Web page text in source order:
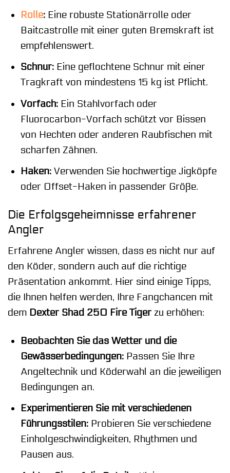
Rolle:Eine robuste Stationärrolle oder
Baitcastrolle mit einer guten Bremskraft ist
empfehlenswert.
Schnur:Eine geflochtene Schnur mit einer
Tragkraft von mindestens 15 kg ist Pflicht.
Vorfach:Ein Stahlvorfach oder
Fluorocarbon-Vorfach schützt vor Bissen
von Hechten oder anderen Raubfischen mit
scharfen Zähnen.
Haken:Verwenden Sie hochwertige Jigköpfe
oder Offset-Haken in passender Größe.
Die Erfolgsgeheimnisse erfahrener
Angler
Erfahrene Angler wissen, dass es nicht nur auf
den Köder, sondern auch auf die richtige
Präsentation ankommt. Hier sind einige Tipps,
die Ihnen helfen werden, Ihre Fangchancen mit
dem Dexter Shad 250 Fire Tigerzu erhöhen:
Beobachten Sie das Wetter und die
Gewässerbedingungen:Passen Sie Ihre
Angeltechnik und Köderwahl an die jeweiligen
Bedingungen an.
Experimentieren Sie mit verschiedenen
Führungsstilen:Probieren Sie verschiedene
Einholgeschwindigkeiten, Rhythmen und
Pausen aus.